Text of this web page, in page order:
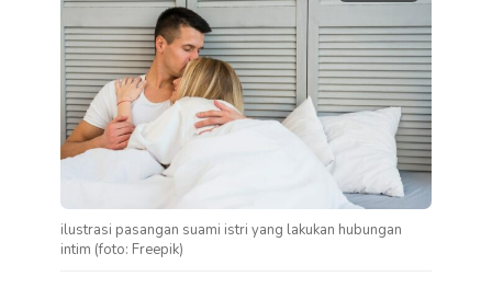
ilustrasi pasangan suami istri yang lakukan hubungan
intim (foto: Freepik)